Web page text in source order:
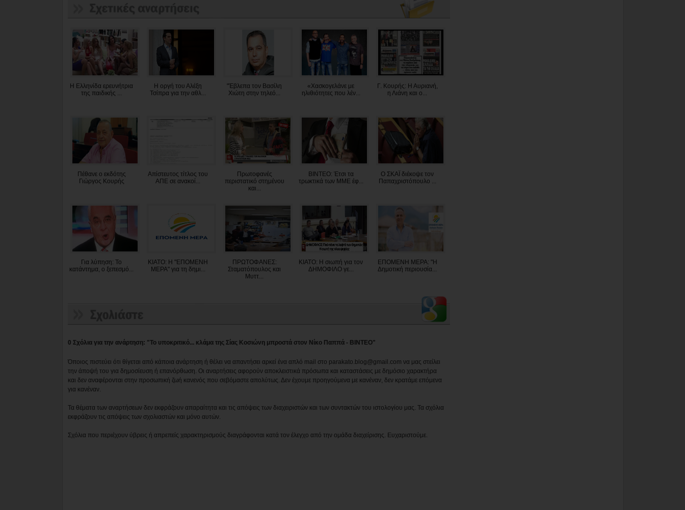
Η Ελληνίδα ερευνήτρια
της παιδικής ...
Η οργή του Αλέξη
Τσίπρα για την αθλ...
"Έβλεπα τον Βασίλη
Χιώτη στην τηλεό...
«Χασκογελάνε με
ηλιθιότητες που λέν...
Γ. Κουρής: Η Αυριανή,
η Λιάνη και ο...
Πέθανε ο εκδότης
Γιώργος Κουρής
Απίστευτος τίτλος του
ΑΠΕ σε ανακοί...
Πρωτοφανές
περιστατικό στημένου
και...
ΒΙΝΤΕΟ: Έτσι τα
τρωκτικά των ΜΜΕ έφ...
Ο ΣΚΑΪ διέκοψε τον
Παπαχριστόπουλο ...
Για λύπηση: Το
κατάντημα, ο ξεπεσμό...
ΚΙΑΤΟ: Η "ΕΠΟΜΕΝΗ
ΜΕΡΑ" για τη δημι...
ΠΡΩΤΟΦΑΝΕΣ:
Σταματόπουλος και
Μυττ...
ΚΙΑΤΟ: Η σιωπή για τον
ΔΗΜΟΦΙΛΟ γε...
ΕΠΟΜΕΝΗ ΜΕΡΑ: "Η
Δημοτική περιουσία...
0 Σχόλια για την ανάρτηση: "Το υποκριτικό... κλάμα της Σίας Κοσιώνη μπροστά στον Νίκο Παππά - ΒΙΝΤΕΟ"
Όποιος πιστεύει ότι θίγεται από κάποια ανάρτηση ή θέλει να απαντήσει αρκεί ένα απλό mail στο parakato.blog@gmail.com να μας στείλει
την άποψή του για δημοσίευση ή επανόρθωση. Οι αναρτήσεις αφορούν αποκλειστικά πρόσωπα και καταστάσεις με δημόσιο χαρακτήρα
και δεν αναφέρονται στην προσωπική ζωή κανενός που σεβόμαστε απολύτως. Δεν έχουμε προηγούμενα με κανέναν, δεν κρατάμε επόμενα
για κανέναν.
Τα θέματα των αναρτήσεων δεν εκφράζουν απαραίτητα και τις απόψεις των διαχειριστών και των συντακτών του ιστολογίου μας. Τα σχόλια
εκφράζουν τις απόψεις των σχολιαστών και μόνο αυτών.
Σχόλια που περιέχουν ύβρεις ή απρεπείς χαρακτηρισμούς διαγράφονται κατά τον έλεγχο από την ομάδα διαχείρισης. Ευχαριστούμε.